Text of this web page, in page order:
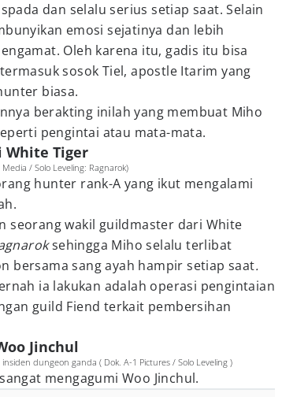
dan selalu serius setiap saat. Selain
emosi sejatinya dan lebih
Oleh karena itu, gadis itu bisa
sosok Tiel, apostle Itarim yang
biasa.
berakting inilah yang membuat Miho
pengintai atau mata-mata.
White Tiger
/ Solo Leveling: Ragnarok)
hunter rank-A yang ikut mengalami
seorang wakil guildmaster dari White
sehingga Miho selalu terlibat
bersama sang ayah hampir setiap saat.
ia lakukan adalah operasi pengintaian
guild Fiend terkait pembersihan
Jinchul
dungeon ganda ( Dok. A-1 Pictures / Solo Leveling )
mengagumi Woo Jinchul.